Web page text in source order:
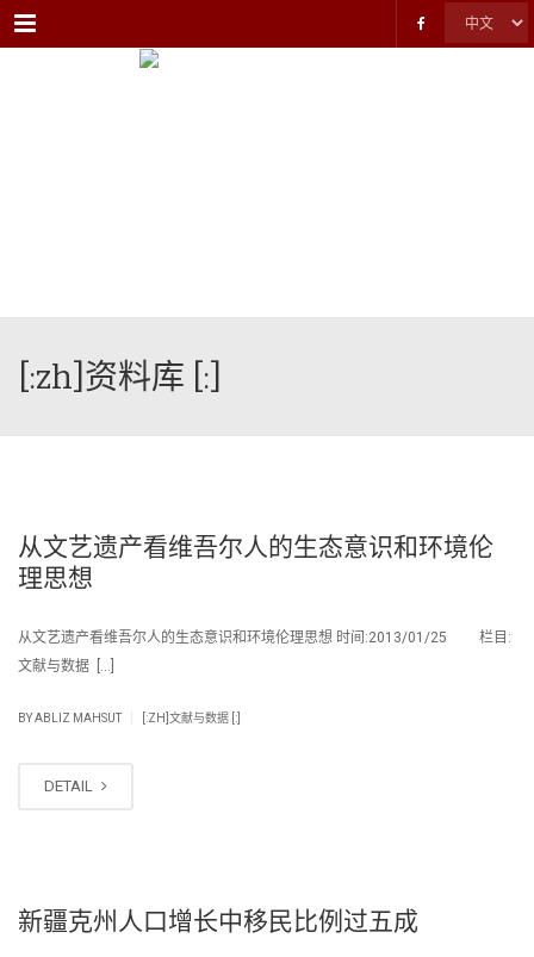
Menu
[:zh]资料库 [:]
从文艺遗产看维吾尔人的生态意识和环境伦
理思想
从文艺遗产看维吾尔人的生态意识和环境伦理思想 时间:2013/01/25 栏目:
文献与数据 […]
BYABLIZ MAHSUT [:ZH]文献与数据 [:]
DETAIL
新疆克州人口增长中移民比例过五成